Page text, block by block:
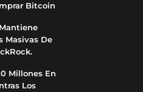
Bitcoin
Masivas De
Millones En
Los